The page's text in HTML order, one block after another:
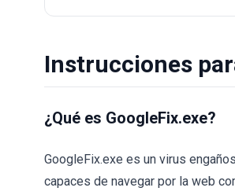
Instrucciones
¿Qué es GoogleFix.exe?
GoogleFix.exe es un virus
capaces de navegar por la web